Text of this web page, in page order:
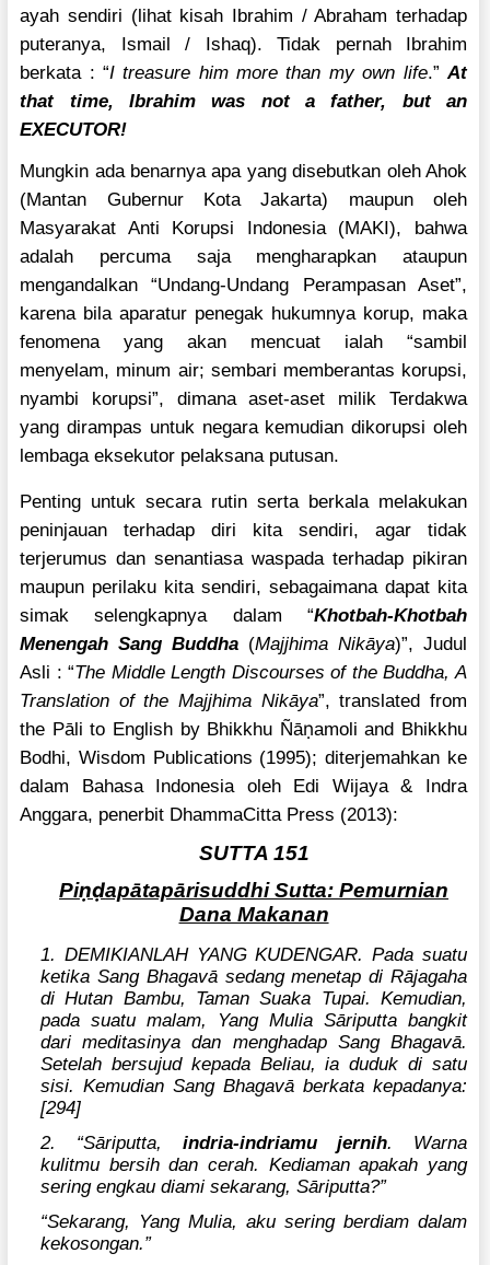
ayah sendiri (lihat kisah Ibrahim / Abraham terhadap
puteranya, Ismail / Ishaq). Tidak pernah Ibrahim
berkata : “I treasure him more than my own life.”At
that time, Ibrahim was not a father, but an
EXECUTOR!
Mungkin ada benarnya apa yang disebutkan oleh Ahok
(Mantan Gubernur Kota Jakarta) maupun oleh
Masyarakat Anti Korupsi Indonesia (MAKI), bahwa
adalah percuma saja mengharapkan ataupun
mengandalkan “Undang-Undang Perampasan Aset”,
karena bila aparatur penegak hukumnya korup, maka
fenomena yang akan mencuat ialah “sambil
menyelam, minum air; sembari memberantas korupsi,
nyambi korupsi”, dimana aset-aset milik Terdakwa
yang dirampas untuk negara kemudian dikorupsi oleh
lembaga eksekutor pelaksana putusan.
Penting untuk secara rutin serta berkala melakukan
peninjauan terhadap diri kita sendiri, agar tidak
terjerumus dan senantiasa waspada terhadap pikiran
maupun perilaku kita sendiri, sebagaimanadapat kita
simak selengkapnya dalam “Khotbah-Khotbah
Menengah Sang Buddha (Majjhima Nikāya)”, Judul
Asli : “The Middle Length Discourses of the Buddha, A
Translation of the Majjhima Nikāya”, translated from
the Pāli to English by Bhikkhu Ñāṇamoli and Bhikkhu
Bodhi, Wisdom Publications (1995); diterjemahkan ke
dalam Bahasa Indonesia oleh Edi Wijaya & Indra
Anggara, penerbit DhammaCitta Press (2013):
SUTTA 151
Piṇḍapātapārisuddhi Sutta: Pemurnian
Dana Makanan
1. DEMIKIANLAH YANG KUDENGAR. Pada suatu
ketika Sang Bhagavā sedang menetap di Rājagaha
di Hutan Bambu, Taman Suaka Tupai. Kemudian,
pada suatu malam, Yang Mulia Sāriputta bangkit
dari meditasinya dan menghadap Sang Bhagavā.
Setelah bersujud kepada Beliau, ia duduk di satu
sisi. Kemudian Sang Bhagavā berkata kepadanya:
[294]
2. “Sāriputta, indria-indriamu jernih. Warna
kulitmu bersih dan cerah. Kediaman apakah yang
sering engkau diami sekarang, Sāriputta?”
“Sekarang, Yang Mulia, aku sering berdiam dalam
kekosongan.”